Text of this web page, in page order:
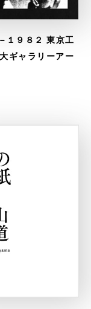
１９８２ 東京工
ギャラリーアー